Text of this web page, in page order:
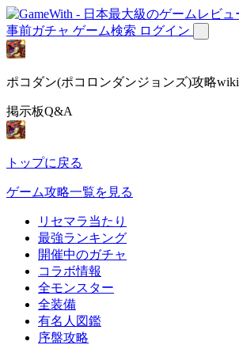
事前ガチャ ゲーム検索 ログイン
ポコダン(ポコロンダンジョンズ)攻略wiki
掲示板Q&A
トップに戻る
ゲーム攻略一覧を見る
リセマラ当たり
最強ランキング
開催中のガチャ
コラボ情報
全モンスター
全装備
有名人図鑑
序盤攻略